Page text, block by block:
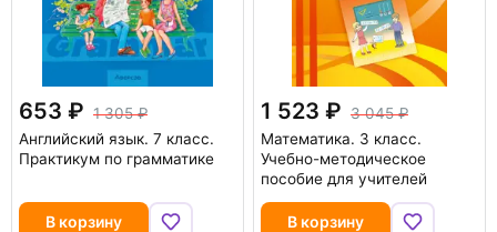
653
1 305
Английский язык. 7 класс.
Практикум по грамматике
В корзину
1 523
3 045
Математика. 3 класс.
Учебно-методическое
пособие для учителей
В корзину